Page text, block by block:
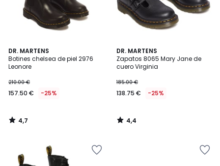
DR. MARTENS
Botines chelsea de piel 2976
Leonore
210.00 €
157.50 € -25%
4,7
/ 5
4,7
/
DR. MARTENS
Zapatos 8065 Mary Jane de
cuero Virginia
185.00 €
138.75 € -25%
4,4
/ 5
4,4
/